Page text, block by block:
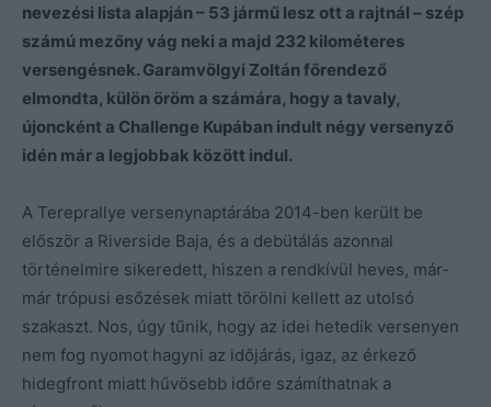
nevezési lista alapján – 53 jármű lesz ott a rajtnál – szép
számú mezőny vág neki a majd 232 kilométeres
versengésnek. Garamvölgyi Zoltán főrendező
elmondta, külön öröm a számára, hogy a tavaly,
újoncként a Challenge Kupában indult négy versenyző
idén már a legjobbak között indul.
A Tereprallye versenynaptárába 2014-ben került be
először a Riverside Baja, és a debütálás azonnal
történelmire sikeredett, hiszen a rendkívül heves, már-
már trópusi esőzések miatt törölni kellett az utolsó
szakaszt. Nos, úgy tűnik, hogy az idei hetedik versenyen
nem fog nyomot hagyni az időjárás, igaz, az érkező
hidegfront miatt hűvösebb időre számíthatnak a